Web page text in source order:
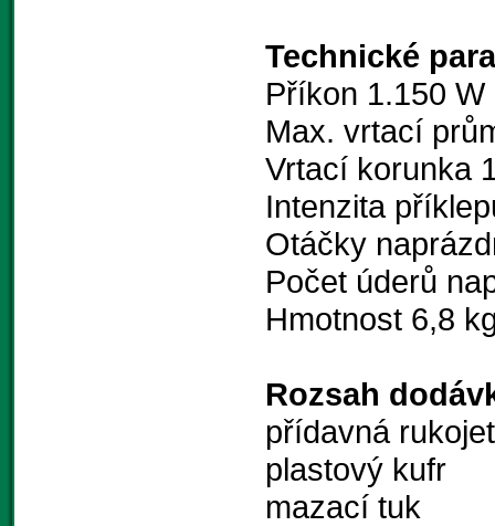
Technické
Příkon 1.150 W
Max. vrtací
Vrtací korunka
Intenzita
Otáčky
Počet úderů
Hmotnost 6,8
Rozsah
přídavná
plastový kufr
mazací tuk